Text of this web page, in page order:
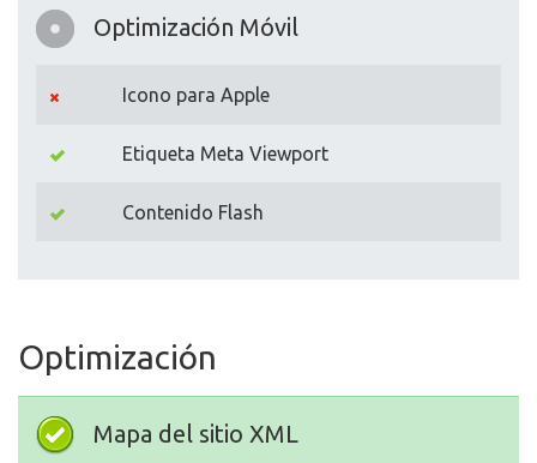
Optimización Móvil
Icono para Apple
Etiqueta Meta Viewport
Contenido Flash
Optimización
Mapa del sitio XML